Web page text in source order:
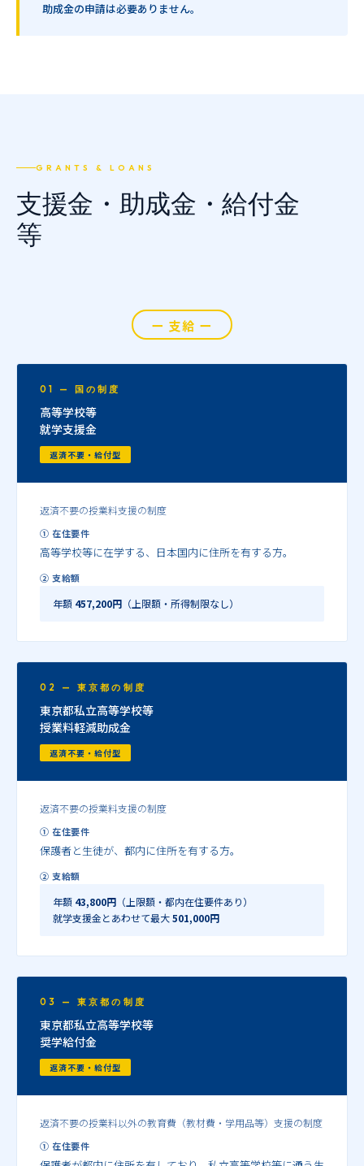
助成金の申請は必要ありません。
GRANTS & LOANS
支援金・助成金・給付金
等
ー 支給 ー
01 — 国の制度
高等学校等
就学支援金
返済不要・給付型
返済不要の授業料支援の制度
① 在住要件
高等学校等に在学する、日本国内に住所を有する方。
② 支給額
年額 457,200円 （上限額・所得制限なし）
02 — 東京都の制度
東京都私立高等学校等
授業料軽減助成金
返済不要・給付型
返済不要の授業料支援の制度
① 在住要件
保護者と生徒が、都内に住所を有する方。
② 支給額
年額 43,800円 （上限額・都内在住要件あり）
就学支援金とあわせて最大501,000円
03 — 東京都の制度
東京都私立高等学校等
奨学給付金
返済不要・給付型
返済不要の授業料以外の教育費（教材費・学用品等）支援の制度
① 在住要件